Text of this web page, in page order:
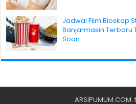
Jadwal Film Bioskop
Banjarmasin Terbaru
Soon
ARSIPUMUM.COM.